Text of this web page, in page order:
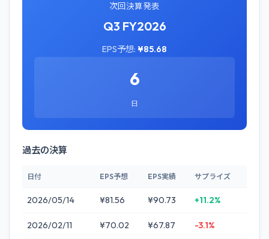
次回決算発表
Q3 FY2026
EPS予想: ¥85.68
6
日
過去の決算
日付 EPS予想 EPS実績 サプライズ
2026/05/14 ¥81.56 ¥90.73 +11.2%
2026/02/11 ¥70.02 ¥67.87 -3.1%